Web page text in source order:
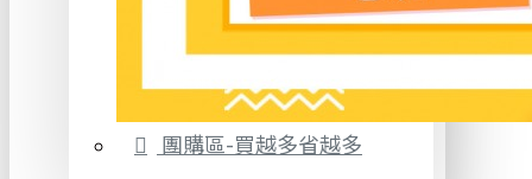
團購區-買越多省越多